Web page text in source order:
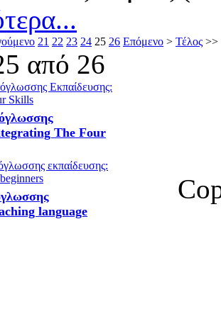
21 22 23 24 25 26 Επόμενο > Τέλος >>
από 26
The Four
language